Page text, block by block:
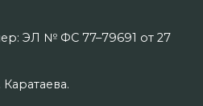
ЭЛ № ФС 77–79691 от 27